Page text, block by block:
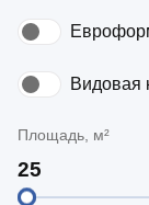
Видовая
Площадь, м²